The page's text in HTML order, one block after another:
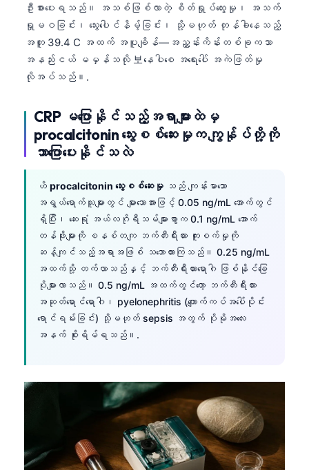
ဦးစားပေးရသည်။ အသစ်ဖြစ်လာတဲ့ စိတ်ရှုပ်ထွေးမှု၊ အသက်
ရှုမဝခြင်း၊ သွေးပေါင်နိမ့်ခြင်း၊ သို့မဟုတ် တုန်ခါနေသည့်
အတူ 39.4 C အထက် အပူချိန်—အညွှန်းကိန်းတစ်ခုကသာ
အနည်းငယ် မမှန်သလို 보နေပါစေ အရေးပေါ် အကဲဖြတ်မှု
လိုအပ်သည်။.
CRP မပြောနိုင်သည့်အရာများထဲမှ
procalcitonin သွေးစစ်ဆေးမှုက ကျွန်ုပ်တို့ကို
ဘာပြောပေးနိုင်သလဲ
ဟိ procalcitonin သွေးစစ်ဆေးမှု သည် ကျန်းမာသော
အရွယ်ရောက်သူများတွင် များသောအားဖြင့် 0.05 ng/mL အောက်တွင်
ရှိပြီး၊ ဆေးရုံ အယ်လဂိုရီသမ်များစွာက 0.1 ng/mL အောက်
တန်ဖိုးများကို စနစ်တကျ ဘက်တီးရီးယား ကူးစက်မှုကို
ဆန့်ကျင်သည့်အရာအဖြစ် သဘောထားကြသည်။ 0.25 ng/mL
အထက်သို့ တက်လာသည်နှင့် ဘက်တီးရီးယားရောဂါ ဖြစ်နိုင်ခြေ
ပိုများလာသည်။ 0.5 ng/mL အထက်တွင်တော့ ဘက်တီးရီးယား
အဆုတ်ရောင်ရောဂါ၊ pyelonephritis (ကျောက်ကပ်အပေါ်ပိုင်း
ရောင်ရမ်းခြင်း) သို့မဟုတ် sepsis အတွက် ပိုမိုအလေး
အနက် စိုးရိမ်ရသည်။.